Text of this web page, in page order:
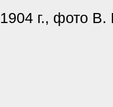
за все года.